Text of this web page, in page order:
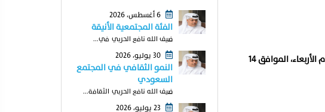
صرَّح المُتحدث الرسمي باسم وزاره الدفاع العميد الركن تركي المالكي، بوقوع انفجار عرضي عند الساعة (0510) من صباح اليوم الأربعاء، الموافق 14
الفئة المجتمعية الأنيقة
ضيف الله نافع الحربي في...
النمو الثقافي في المجتمع
السعودي
ضيف الله نافع الحربي الثقافة...